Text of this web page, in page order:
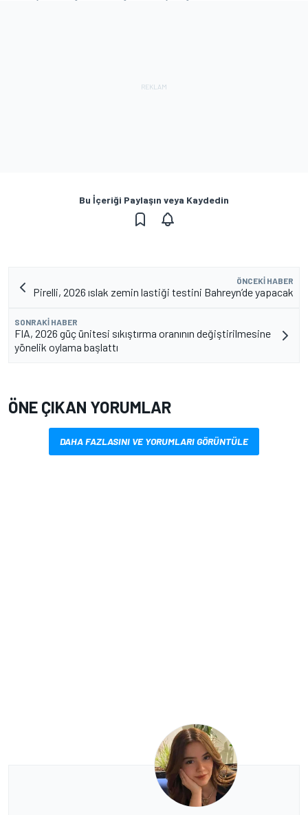
Bu İçeriği Paylaşın veya Kaydedin
ÖNCEKI HABER
Pirelli, 2026 ıslak zemin lastiği testini Bahreyn’de yapacak
SONRAKI HABER
FIA, 2026 güç ünitesi sıkıştırma oranının değiştirilmesine
yönelik oylama başlattı
ÖNE ÇIKAN YORUMLAR
DAHA FAZLASINI VE YORUMLARI GÖRÜNTÜLE